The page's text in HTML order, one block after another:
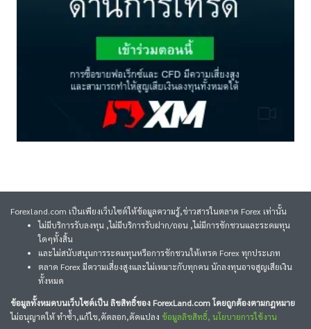
Forexland.com เป็นเพียงเว็บไซต์ให้ข้อมูลความรู้,ข่าวสารในตลาด Forex เท่านั้น
ไม่มีบริการรับลงทุน ,ไม่มีบริการรับฝาก/ถอน ,ไม่มีการชักชวนและระดมทุน
ใดๆทั้งสิ้น
และไม่สนับสนุนการระดมทุนหรือการชักชวนให้เทรด Forex ทุกประเภท
ตลาด Forex มีความเสี่ยงสูงและไม่เหมาะกับทุกคน นักลงทุนอาจสูญเสียเงิน
ทั้งหมด
ข้อมูลทั้งหมดบนเว็บไซต์เป็น ลิขสิทธิ์ของ ForexLand.com โดยถูกต้องตามกฎหมาย
ไม่อนุญาตให้ ทำซ้ำ,แก้ไข,คัดลอก,ดัดแปลง ข้อมูลลิขสิทธิ์, นโยบายการใช้งาน